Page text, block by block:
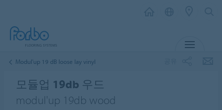
Modul'up 19 dB loose lay vinyl
모듈업 19db 우드
modul'up 19db wood